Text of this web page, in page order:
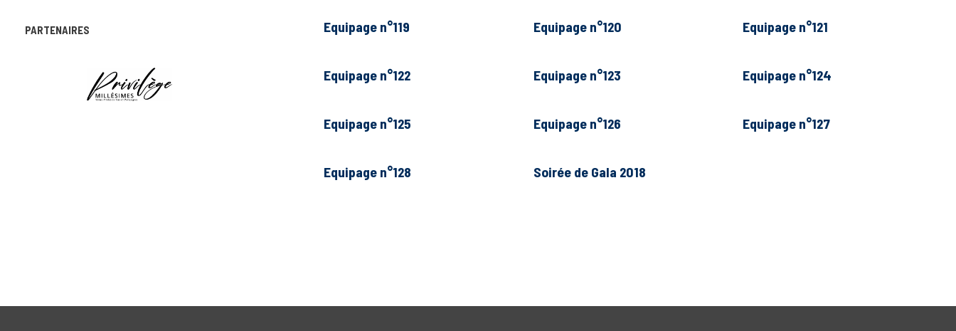
Equipage n°119 Equipage n°120 Equipage n°121
Equipage n°122 Equipage n°123 Equipage n°124
Equipage n°125 Equipage n°126 Equipage n°127
Equipage n°128 Soirée de Gala 2018
PARTENAIRES